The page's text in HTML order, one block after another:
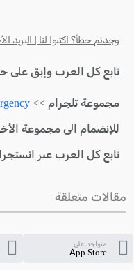
وجدتم خطأ؟ اكتبوا لنا | البريد
تابع كل العرب وإبق على
مجموعة تلجرام >>
للإنضمام الى مجموعة
تابع كل العرب عبر
مقالات متعلقة
متواجد على
App Store